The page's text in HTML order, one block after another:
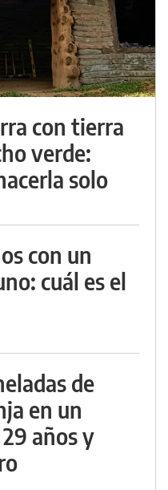
con tierra
verde:
solo
con un
cuál es el
de
en un
años y